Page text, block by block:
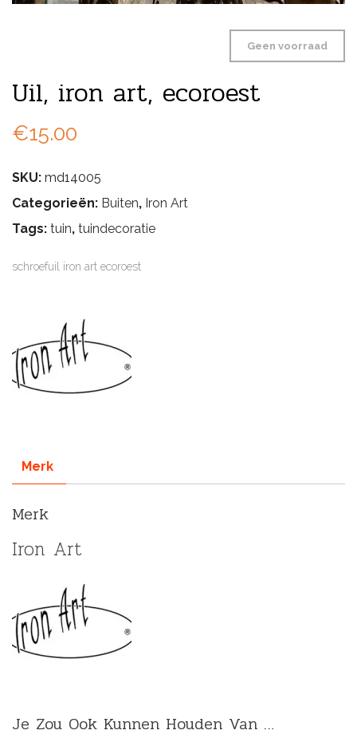
Geen voorraad
Uil, iron art, ecoroest
€15.00
SKU: md14005
Categorieën: Buiten, Iron Art
Tags: tuin, tuindecoratie
schroefuil iron art ecoroest
Merk
Merk
Iron Art
Je Zou Ook Kunnen Houden Van …